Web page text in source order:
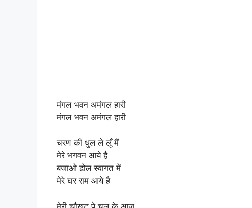
मंगल भवन अमंगल हारी
मंगल भवन अमंगल हारी
चरण की धुल ले लूँ मैं
मेरे भगवन आये है
बजाओ ढोल स्वागत में
मेरे घर राम आये है